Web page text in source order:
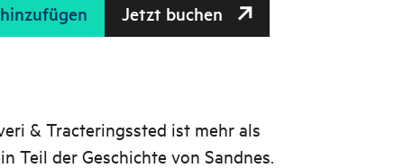
Jetzt buchen
& Tracteringssted ist mehr als
Teil der Geschichte von Sandnes.